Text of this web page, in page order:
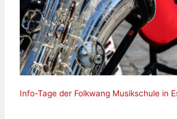
Info-Tage der Folkwang Musikschule in